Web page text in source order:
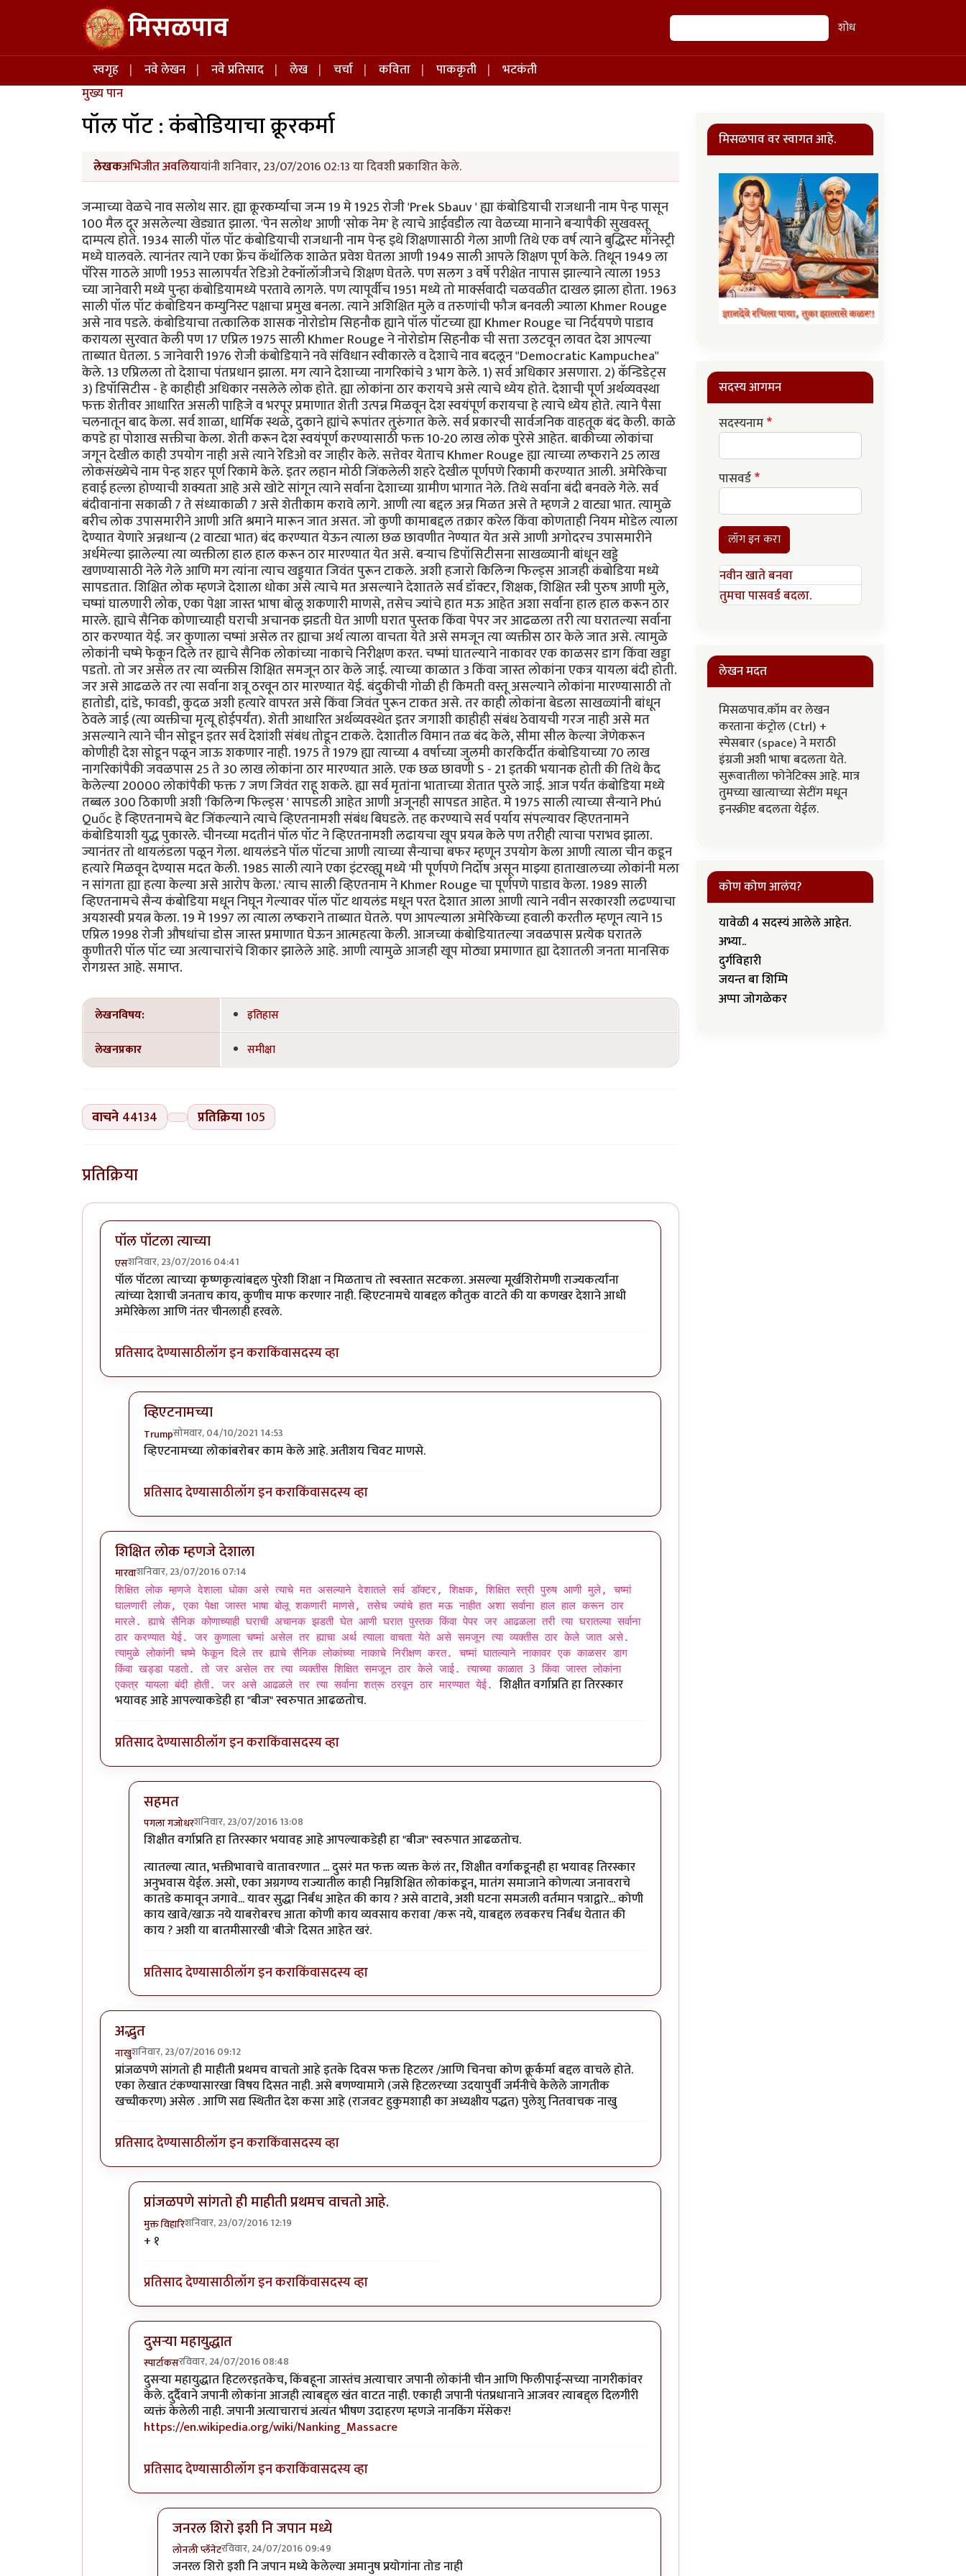
Skip to main content मिसळपाव शोध शोध
Main navigation
स्वगृह नवे लेखन नवे प्रतिसाद लेख चर्चा कविता पाककृती
भटकंती
मुख्य पान
पॉल पॉट : कंबोडियाचा क्रूरकर्मा
लेखकअभिजीत अवलियायांनी शनिवार, 23/07/2016 02:13 या दिवशी प्रकाशित केले.
जन्माच्या वेळचे नाव सलोथ सार. ह्या क्रूरकर्म्याचा जन्म 19 मे 1925 रोजी 'Prek Sbauv ' ह्या कंबोडियाची राजधानी नाम पेन्ह पासून
100 मैल दूर असलेल्या खेड्यात झाला. 'पेन सलोथ' आणी 'सोक नेम' हे त्याचे आईवडील त्या वेळच्या मानाने बऱ्यापैकी सुखवस्तू
दाम्पत्य होते. 1934 साली पॉल पॉट कंबोडियाची राजधानी नाम पेन्ह इथे शिक्षणासाठी गेला आणी तिथे एक वर्ष त्याने बुद्धिस्ट मॉनेस्ट्री
मध्ये घालवले. त्यानंतर त्याने एका फ्रेंच कॅथॉलिक शाळेत प्रवेश घेतला आणी 1949 साली आपले शिक्षण पूर्ण केले. तिथून 1949 ला
पॅरिस गाठले आणी 1953 सालापर्यंत रेडिओ टेक्नॉलॉजीजचे शिक्षण घेतले. पण सलग 3 वर्षे परीक्षेत नापास झाल्याने त्याला 1953
च्या जानेवारी मध्ये पुन्हा कंबोडियामध्ये परतावे लागले. पण त्यापूर्वीच 1951 मध्ये तो मार्क्सवादी चळवळीत दाखल झाला होता. 1963
साली पॉल पॉट कंबोडियन कम्युनिस्ट पक्षाचा प्रमुख बनला. त्याने अशिक्षित मुले व तरुणांची फौज बनवली ज्याला Khmer Rouge
असे नाव पडले. कंबोडियाचा तत्कालिक शासक नोरोडोम सिहनौक ह्याने पॉल पॉटच्या ह्या Khmer Rouge चा निर्दयपणे पाडाव
करायला सुरवात केली पण 17 एप्रिल 1975 साली Khmer Rouge ने नोरोडोम सिहनौक ची सत्ता उलटवून लावत देश आपल्या
ताब्यात घेतला. 5 जानेवारी 1976 रोजी कंबोडियाने नवे संविधान स्वीकारले व देशाचे नाव बदलून "Democratic Kampuchea"
केले. 13 एप्रिलला तो देशाचा पंतप्रधान झाला. मग त्याने देशाच्या नागरिकांचे 3 भाग केले. 1) सर्व अधिकार असणारा. 2) कॅन्डिडेट्स
3) डिपॉसिटीस - हे काहीही अधिकार नसलेले लोक होते. ह्या लोकांना ठार करायचे असे त्याचे ध्येय होते. देशाची पूर्ण अर्थव्यवस्था
फक्त शेतीवर आधारित असली पाहिजे व भरपूर प्रमाणात शेती उत्पन्न मिळवून देश स्वयंपूर्ण करायचा हे त्याचे ध्येय होते. त्याने पैसा
चलनातून बाद केला. सर्व शाळा, धार्मिक स्थळे, दुकाने ह्यांचे रूपांतर तुरुंगात केले. सर्व प्रकारची सार्वजनिक वाहतूक बंद केली. काळे
कपडे हा पोशाख सक्तीचा केला. शेती करून देश स्वयंपूर्ण करण्यासाठी फक्त 10-20 लाख लोक पुरेसे आहेत. बाकीच्या लोकांचा
जगून देखील काही उपयोग नाही असे त्याने रेडिओ वर जाहीर केले. सत्तेवर येताच Khmer Rouge ह्या त्याच्या लष्कराने 25 लाख
लोकसंख्येचे नाम पेन्ह शहर पूर्ण रिकामे केले. इतर लहान मोठी जिंकलेली शहरे देखील पूर्णपणे रिकामी करण्यात आली. अमेरिकेचा
हवाई हल्ला होण्याची शक्यता आहे असे खोटे सांगून त्याने सर्वाना देशाच्या ग्रामीण भागात नेले. तिथे सर्वाना बंदी बनवले गेले. सर्व
बंदीवानांना सकाळी 7 ते संध्याकाळी 7 असे शेतीकाम करावे लागे. आणी त्या बद्दल अन्न मिळत असे ते म्हणजे 2 वाट्या भात. त्यामुळे
बरीच लोक उपासमारीने आणी अति श्रमाने मारून जात असत. जो कुणी कामाबद्दल तक्रार करेल किंवा कोणताही नियम मोडेल त्याला
देण्यात येणारे अन्नधान्य (2 वाट्या भात) बंद करण्यात येऊन त्याला छळ छावणीत नेण्यात येत असे आणी अगोदरच उपासमारीने
अर्धमेल्या झालेल्या त्या व्यक्तीला हाल हाल करून ठार मारण्यात येत असे. बऱ्याच डिपॉसिटीसना साखळ्यानी बांधून खड्डे
खणण्यासाठी नेले गेले आणि मग त्यांना त्याच खड्ड्यात जिवंत पुरून टाकले. अशी हजारो किलिन्ग फिल्ड्स आजही कंबोडिया मध्ये
सापडतात. शिक्षित लोक म्हणजे देशाला धोका असे त्याचे मत असल्याने देशातले सर्व डॉक्टर, शिक्षक, शिक्षित स्त्री पुरुष आणी मुले,
चष्मां घालणारी लोक, एका पेक्षा जास्त भाषा बोलू शकणारी माणसे, तसेच ज्यांचे हात मऊ आहेत अशा सर्वाना हाल हाल करून ठार
मारले. ह्याचे सैनिक कोणाच्याही घराची अचानक झडती घेत आणी घरात पुस्तक किंवा पेपर जर आढळला तरी त्या घरातल्या सर्वाना
ठार करण्यात येई. जर कुणाला चष्मां असेल तर ह्याचा अर्थ त्याला वाचता येते असे समजून त्या व्यक्तीस ठार केले जात असे. त्यामुळे
लोकांनी चष्मे फेकून दिले तर ह्याचे सैनिक लोकांच्या नाकाचे निरीक्षण करत. चष्मां घातल्याने नाकावर एक काळसर डाग किंवा खड्डा
पडतो. तो जर असेल तर त्या व्यक्तीस शिक्षित समजून ठार केले जाई. त्याच्या काळात 3 किंवा जास्त लोकांना एकत्र यायला बंदी होती.
जर असे आढळले तर त्या सर्वाना शत्रू ठरवून ठार मारण्यात येई. बंदुकीची गोळी ही किमती वस्तू असल्याने लोकांना मारण्यासाठी तो
हातोडी, दांडे, फावडी, कुदळ अशी हत्यारे वापरत असे किंवा जिवंत पुरून टाकत असे. तर काही लोकांना बेडला साखळ्यांनी बांधून
ठेवले जाई (त्या व्यक्तीचा मृत्यू होईपर्यंत). शेती आधारित अर्थव्यवस्थेत इतर जगाशी काहीही संबंध ठेवायची गरज नाही असे मत
असल्याने त्याने चीन सोडून इतर सर्व देशांशी संबंध तोडून टाकले. देशातील विमान तळ बंद केले, सीमा सील केल्या जेणेकरून
कोणीही देश सोडून पळून जाऊ शकणार नाही. 1975 ते 1979 ह्या त्याच्या 4 वर्षाच्या जुलमी कारकिर्दीत कंबोडियाच्या 70 लाख
नागरिकांपैकी जवळपास 25 ते 30 लाख लोकांना ठार मारण्यात आले. एक छळ छावणी S - 21 इतकी भयानक होती की तिथे कैद
केलेल्या 20000 लोकांपैकी फक्त 7 जण जिवंत राहू शकले. ह्या सर्व मृतांना भाताच्या शेतात पुरले जाई. आज पर्यंत कंबोडिया मध्ये
तब्बल 300 ठिकाणी अशी 'किलिन्ग फिल्ड्स ' सापडली आहेत आणी अजूनही सापडत आहेत. मे 1975 साली त्याच्या सैन्याने Phú
Quốc हे व्हिएतनामचे बेट जिंकल्याने त्याचे व्हिएतनामशी संबंध बिघडले. तह करण्याचे सर्व पर्याय संपल्यावर व्हिएतनामने
कंबोडियाशी युद्ध पुकारले. चीनच्या मदतीनं पॉल पॉट ने व्हिएतनामशी लढायचा खूप प्रयत्न केले पण तरीही त्याचा पराभव झाला.
ज्यानंतर तो थायलंडला पळून गेला. थायलंडने पॉल पॉटचा आणी त्याच्या सैन्याचा बफर म्हणून उपयोग केला आणी त्याला चीन कडून
हत्यारे मिळवून देण्यास मदत केली. 1985 साली त्याने एका इंटरव्ह्यू मध्ये 'मी पूर्णपणे निर्दोष असून माझ्या हाताखालच्या लोकांनी मला
न सांगता ह्या हत्या केल्या असे आरोप केला.' त्याच साली व्हिएतनाम ने Khmer Rouge चा पूर्णपणे पाडाव केला. 1989 साली
व्हिएतनामचे सैन्य कंबोडिया मधून निघून गेल्यावर पॉल पॉट थायलंड मधून परत देशात आला आणी त्याने नवीन सरकारशी लढण्याचा
अयशस्वी प्रयत्न केला. 19 मे 1997 ला त्याला लष्कराने ताब्यात घेतले. पण आपल्याला अमेरिकेच्या हवाली करतील म्हणून त्याने 15
एप्रिल 1998 रोजी औषधांचा डोस जास्त प्रमाणात घेऊन आत्महत्या केली. आजच्या कंबोडियातल्या जवळपास प्रत्येक घरातले
कुणीतरी पॉल पॉट च्या अत्याचारांचे शिकार झालेले आहे. आणी त्यामुळे आजही खूप मोठ्या प्रमाणात ह्या देशातली जनता मानसिक
रोगग्रस्त आहे. समाप्त.
लेखनविषय:
इतिहास
लेखनप्रकार
समीक्षा
वाचने 44134 प्रतिक्रिया105
प्रतिक्रिया
पॉल पॉटला त्याच्या
एसशनिवार, 23/07/2016 04:41
पॉल पॉटला त्याच्या कृष्णकृत्यांबद्दल पुरेशी शिक्षा न मिळताच तो स्वस्तात सटकला. असल्या मूर्खशिरोमणी राज्यकर्त्यांना
त्यांच्या देशाची जनताच काय, कुणीच माफ करणार नाही. व्हिएटनामचे याबद्दल कौतुक वाटते की या कणखर देशाने आधी
अमेरिकेला आणि नंतर चीनलाही हरवले.
प्रतिसाद देण्यासाठीलॉग इन कराकिंवासदस्य व्हा
व्हिएटनामच्या
Trumpसोमवार, 04/10/2021 14:53
In reply toपॉल पॉटला त्याच्याbyएस
व्हिएटनामच्या लोकांबरोबर काम केले आहे. अतीशय चिवट माणसे.
प्रतिसाद देण्यासाठीलॉग इन कराकिंवासदस्य व्हा
शिक्षित लोक म्हणजे देशाला
मारवाशनिवार, 23/07/2016 07:14
शिक्षित लोक म्हणजे देशाला धोका असे त्याचे मत असल्याने देशातले सर्व डॉक्टर, शिक्षक, शिक्षित स्त्री पुरुष आणी मुले, चष्मां
घालणारी लोक, एका पेक्षा जास्त भाषा बोलू शकणारी माणसे, तसेच ज्यांचे हात मऊ नाहीत अशा सर्वाना हाल हाल करून ठार
मारले. ह्याचे सैनिक कोणाच्याही घराची अचानक झडती घेत आणी घरात पुस्तक किंवा पेपर जर आढळला तरी त्या घरातल्या सर्वाना
ठार करण्यात येई. जर कुणाला चष्मां असेल तर ह्याचा अर्थ त्याला वाचता येते असे समजून त्या व्यक्तीस ठार केले जात असे.
त्यामुळे लोकांनी चष्मे फेकून दिले तर ह्याचे सैनिक लोकांच्या नाकाचे निरीक्षण करत. चष्मां घातल्याने नाकावर एक काळसर डाग
किंवा खड्डा पडतो. तो जर असेल तर त्या व्यक्तीस शिक्षित समजून ठार केले जाई. त्याच्या काळात 3 किंवा जास्त लोकांना
एकत्र यायला बंदी होती. जर असे आढळले तर त्या सर्वाना शत्रू ठरवून ठार मारण्यात येई. शिक्षीत वर्गाप्रति हा तिरस्कार
भयावह आहे आपल्याकडेही हा "बीज" स्वरुपात आढळतोच.
प्रतिसाद देण्यासाठीलॉग इन कराकिंवासदस्य व्हा
सहमत
पगला गजोधरशनिवार, 23/07/2016 13:08
In reply toशिक्षित लोक म्हणजे देशालाbyमारवा
शिक्षीत वर्गाप्रति हा तिरस्कार भयावह आहे आपल्याकडेही हा "बीज" स्वरुपात आढळतोच.
त्यातल्या त्यात, भक्तीभावाचे वातावरणात ... दुसरं मत फक्त व्यक्त केलं तर, शिक्षीत वर्गाकडूनही हा भयावह तिरस्कार
अनुभवास येईल. असो, एका अग्रगण्य राज्यातील काही निम्नशिक्षित लोकांकडून, मातंग समाजाने कोणत्या जनावराचे
कातडे कमावून जगावे... यावर सुद्धा निर्बंध आहेत की काय ? असे वाटावे, अशी घटना समजली वर्तमान पत्राद्वारे... कोणी
काय खावे/खाऊ नये याबरोबरच आता कोणी काय व्यवसाय करावा /करू नये, याबद्दल लवकरच निर्बंध येतात की
काय ? अशी या बातमीसारखी 'बीजे' दिसत आहेत खरं.
प्रतिसाद देण्यासाठीलॉग इन कराकिंवासदस्य व्हा
अद्भुत
नाखुशनिवार, 23/07/2016 09:12
प्रांजळपणे सांगतो ही माहीती प्रथमच वाचतो आहे इतके दिवस फक्त हिटलर /आणि चिनचा कोण क्रूर्कर्मा बद्दल वाचले होते.
एका लेखात टंकण्यासारखा विषय दिसत नाही. असे बणण्यामागे (जसे हिटलरच्या उदयापुर्वी जर्मनीचे केलेले जागतीक
खच्चीकरण) असेल . आणि सद्य स्थितीत देश कसा आहे (राजवट हुकुमशाही का अध्यक्षीय पद्धत) पुलेशु नितवाचक नाखु
प्रतिसाद देण्यासाठीलॉग इन कराकिंवासदस्य व्हा
प्रांजळपणे सांगतो ही माहीती प्रथमच वाचतो आहे.
मुक्त विहारिशनिवार, 23/07/2016 12:19
In reply to
+ १
प्रतिसाद देण्यासाठीलॉग इन कराकिंवासदस्य व्हा
दुसर्‍या महायुद्धात
स्पार्टाकसरविवार, 24/07/2016 08:48
In reply toअद्भुतbyनाखु
दुसर्‍या महायुद्धात हिटलरइतकेच, किंबहूना जास्तंच अत्याचार जपानी लोकांनी चीन आणि फिलीपाईन्सच्या नागरीकांवर
केले. दुर्दैवाने जपानी लोकांना आजही त्याबद्द्ल खंत वाटत नाही. एकाही जपानी पंतप्रधानाने आजवर त्याबद्द्ल दिलगीरी
व्यक्तं केलेली नाही. जपानी अत्याचाराचं अत्यंत भीषण उदाहरण म्हणजे नानकिंग मॅसेकर!
https://en.wikipedia.org/wiki/Nanking_Massacre
प्रतिसाद देण्यासाठीलॉग इन कराकिंवासदस्य व्हा
जनरल शिरो इशी नि जपान मध्ये
लोनली प्लॅनेटरविवार, 24/07/2016 09:49
In reply toदुसर्‍या महायुद्धातbyस्पार्टाकस
जनरल शिरो इशी नि जपान मध्ये केलेल्या अमानुष प्रयोगांना तोड नाही
मिसळपाव वर स्वागत आहे.
सदस्य आगमन
सदस्यनाम
पासवर्ड
लॉग इन करा
नवीन खाते बनवा
तुमचा पासवर्ड बदला.
लेखन मदत
मिसळपाव.कॉम वर लेखन
करताना कंट्रोल (Ctrl) +
स्पेसबार (space) ने मराठी
इंग्रजी अशी भाषा बदलता येते.
सुरूवातीला फोनेटिक्स आहे. मात्र
तुमच्या खात्याच्या सेटींग मधून
इनस्क्रीप्ट बदलता येईल.
कोण कोण आलंय?
यावेळी 4 सदस्यं आलेले आहेत.
अभ्या..
दुर्गविहारी
जयन्त बा शिम्पि
अप्पा जोगळेकर